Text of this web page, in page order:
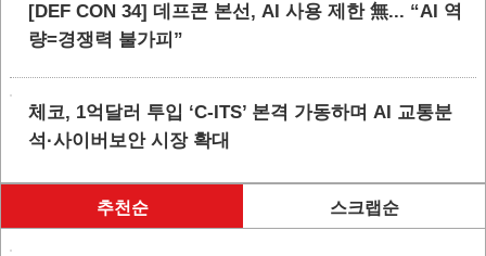
[DEF CON 34] 데프콘 본선, AI 사용 제한 無... “AI 역
량=경쟁력 불가피”
체코, 1억달러 투입 ‘C-ITS’ 본격 가동하며 AI 교통분
석·사이버보안 시장 확대
추천순 스크랩순